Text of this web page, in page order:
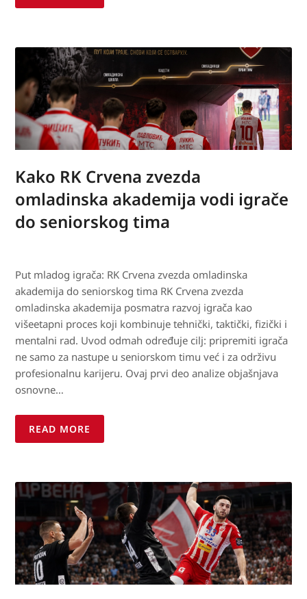
Kako RK Crvena zvezda
omladinska akademija vodi igrače
do seniorskog tima
Put mladog igrača: RK Crvena zvezda omladinska
akademija do seniorskog tima RK Crvena zvezda
omladinska akademija posmatra razvoj igrača kao
višeetapni proces koji kombinuje tehnički, taktički, fizički i
mentalni rad. Uvod odmah određuje cilj: pripremiti igrača
ne samo za nastupe u seniorskom timu već i za održivu
profesionalnu karijeru. Ovaj prvi deo analize objašnjava
osnovne…
READ MORE